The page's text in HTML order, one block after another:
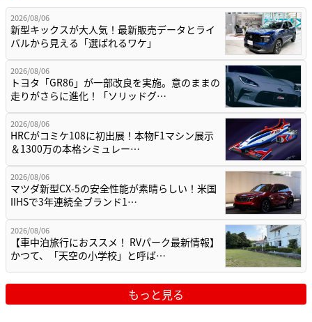
2026/08/06
新型キックスが大人気！最新販売データとライ
バルから見える「選ばれるワケ」
2026/08/06
トヨタ「GR86」が一部改良を実施。意のままの
走りがさらに進化！「ソリッドグ…
2026/08/06
HRCがコミケ108に初出展！本物F1マシン展示
＆1300万の本格シミュレー…
2026/08/06
マツダ新型CX-5の安全性能が素晴らしい！米国
IIHSで3年連続全ブランド1…
2026/08/06
【車中泊旅行におススメ！ RVパーク最新情報】
かつて、「天空の小学校」と呼ば…
もっと見る